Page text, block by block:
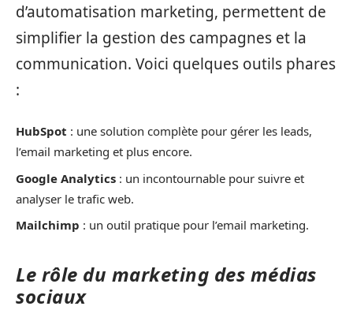
d’automatisation marketing, permettent de
simplifier la gestion des campagnes et la
communication. Voici quelques outils phares
:
HubSpot : une solution complète pour gérer les leads,
l’email marketing et plus encore.
Google Analytics : un incontournable pour suivre et
analyser le trafic web.
Mailchimp : un outil pratique pour l’email marketing.
Le rôle du marketing des médias
sociaux